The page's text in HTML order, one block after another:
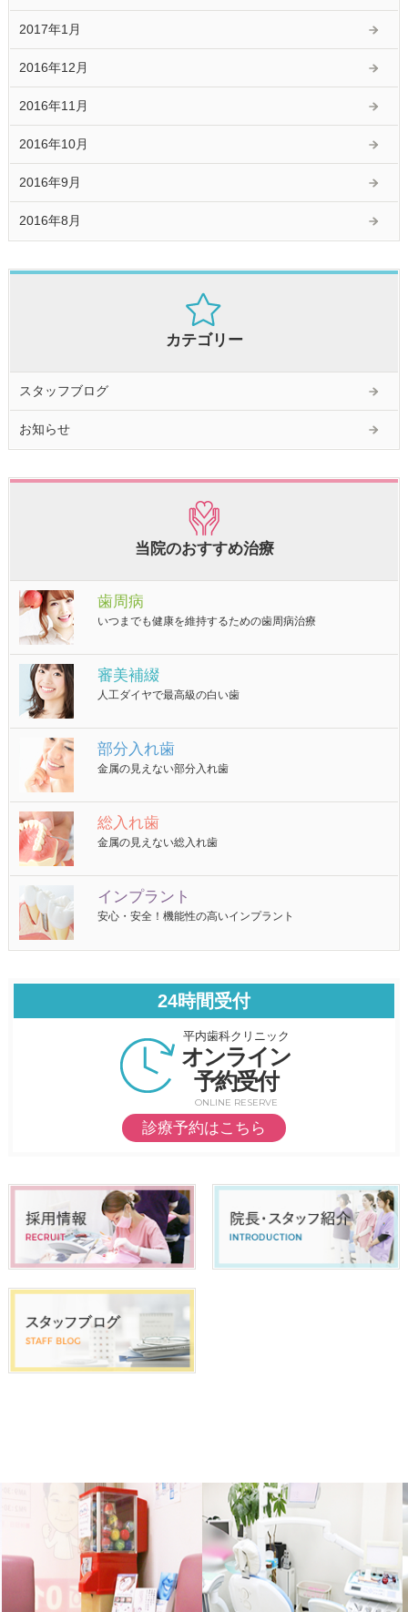
2017年1月
2016年12月
2016年11月
2016年10月
2016年9月
2016年8月
カテゴリー
スタッフブログ
お知らせ
当院のおすすめ治療
歯周病
いつまでも健康を維持するための歯周病治療
審美補綴
人工ダイヤで最高級の白い歯
部分入れ歯
金属の見えない部分入れ歯
総入れ歯
金属の見えない総入れ歯
インプラント
安心・安全！機能性の高いインプラント
24時間受付
平内歯科クリニック
オンライン
予約受付
ONLINE RESERVE
診療予約はこちら